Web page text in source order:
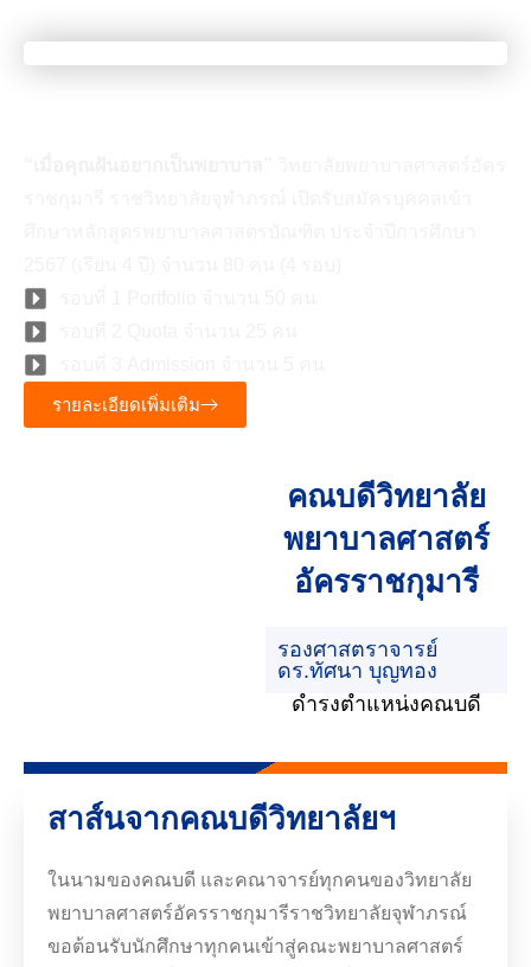
รายละเอียดเพิ่มเติม
คณบดีวิทยาลัย
พยาบาลศาสตร์
อัครราชกุมารี
รองศาสตราจารย์
ดร.ทัศนา บุญทอง
ดำรงตำแหน่งคณบดี
สาส์นจากคณบดีวิทยาลัยฯ
ในนามของคณบดี และคณาจารย์ทุกคนของวิทยาลัย
พยาบาลศาสตร์อัครราชกุมารีราชวิทยาลัยจุฬาภรณ์
ขอต้อนรับนักศึกษาทุกคนเข้าสู่คณะพยาบาลศาสตร์